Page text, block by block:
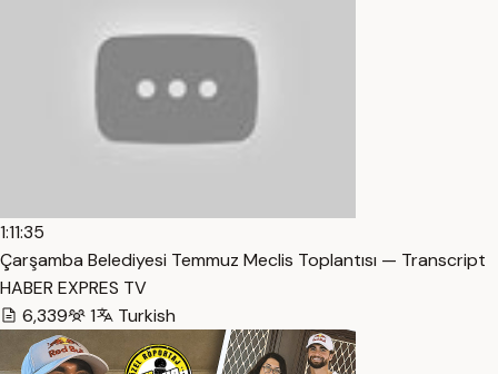
1:11:35
Çarşamba Belediyesi Temmuz Meclis Toplantısı — Transcript
HABER EXPRES TV
6,339
1 Turkish